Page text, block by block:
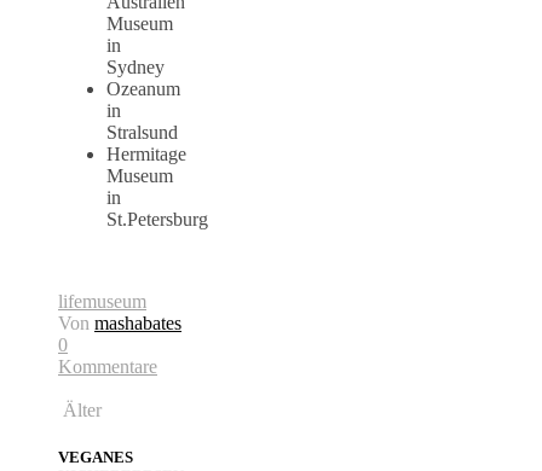
Museum
in
Sydney
Ozeanum
in
Stralsund
Hermitage
Museum
in
St.Petersburg
lifemuseum
Von mashabates
0
Kommentare
Älter
VEGANES